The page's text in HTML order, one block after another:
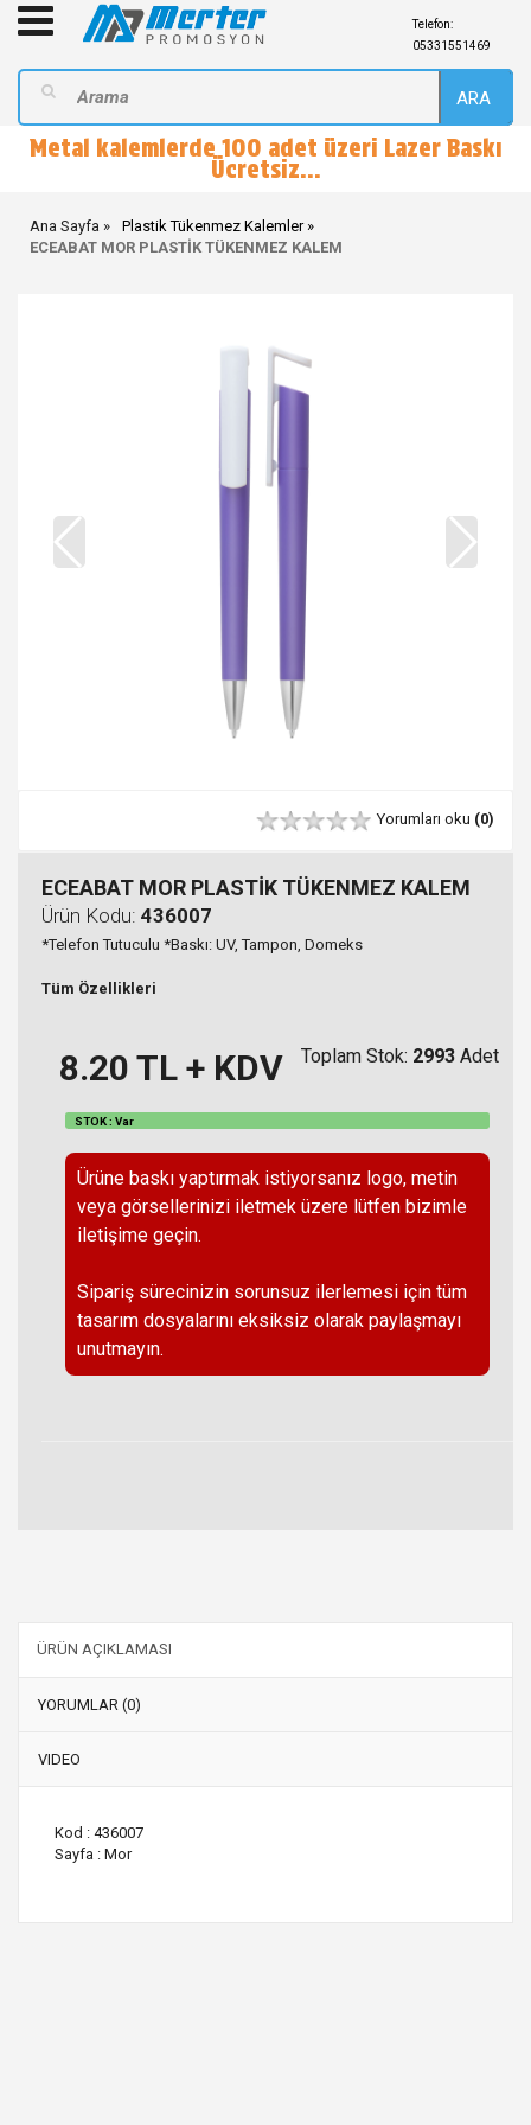
Telefon:
05331551469
ARA
Metal kalemlerde 100 adet üzeri Lazer Baskı
Ücretsiz...
Ana Sayfa
Plastik Tükenmez Kalemler
ECEABAT MOR PLASTİK TÜKENMEZ KALEM
Yorumları oku (0)
ECEABAT MOR PLASTİK TÜKENMEZ KALEM
Ürün Kodu: 436007
*Telefon Tutuculu *Baskı: UV, Tampon, Domeks
Tüm Özellikleri
8.20 TL + KDV Toplam Stok: 2993 Adet
STOK : Var
Ürüne baskı yaptırmak istiyorsanız logo, metin
veya görsellerinizi iletmek üzere lütfen bizimle
iletişime geçin.
Sipariş sürecinizin sorunsuz ilerlemesi için tüm
tasarım dosyalarını eksiksiz olarak paylaşmayı
unutmayın.
ÜRÜN AÇIKLAMASI
YORUMLAR (0)
VIDEO
Kod : 436007
Sayfa : Mor